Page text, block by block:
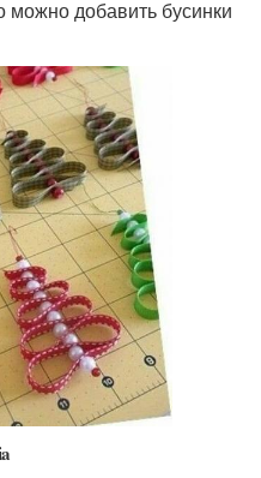
можно добавить бусинки